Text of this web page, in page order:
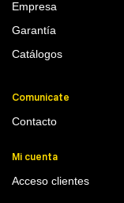
Empresa
Garantía
Catálogos
Comunicate
Contacto
Mi cuenta
Acceso clientes